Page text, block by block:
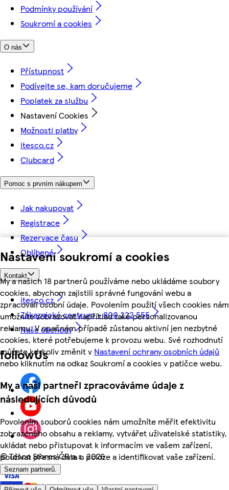
Nastavení soukromí a cookies
My a našich 18 partnerů používáme nebo ukládáme soubory
cookies, abychom zajistili správné fungování webu a
zpracovali osobní údaje. Povolením použití všech cookies nám
umožníte zobrazovat například také personalizovanou
reklamu. V opačném případě zůstanou aktivní jen nezbytné
cookies, které potřebujeme k provozu webu. Své rozhodnutí
můžete kdykoliv změnit v Nastavení ochrany osobních údajů
nebo kliknutím na odkaz Soukromí a cookies v patičce webu.
My a naši partneři zpracováváme údaje z
následujících důvodů
Povolením souborů cookies nám umožníte měřit efektivitu
zobrazeného obsahu a reklamy, vytvářet uživatelské statistiky,
ukládat nebo přistupovat k informacím ve vašem zařízení,
používat přesná data o poloze a identifikovat vaše zařízení.
Seznam partnerů.
Podmínky používání
Soukromí a cookies
O nás
Přístupnost
Podívejte se, kam doručujeme
Poplatek za službu
Nastavení Cookies
Možnosti platby
itesco.cz
Clubcard
Pomoc s prvním nákupem
Jak nakupovat
Registrace
Rezervace času
Oblíbené
Kontakt
itesco.cz
Zákaznické centrum - 800 222 555
Naše obchody
followUs
©Tesco Stores ČR a.s. 2026